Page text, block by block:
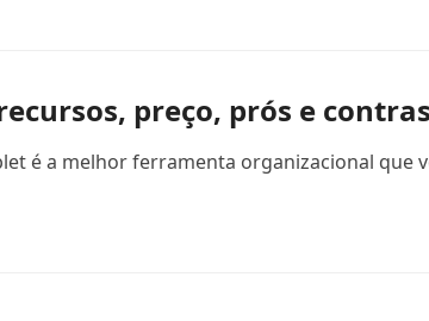
preço, prós e
é a melhor ferramenta organizacional que